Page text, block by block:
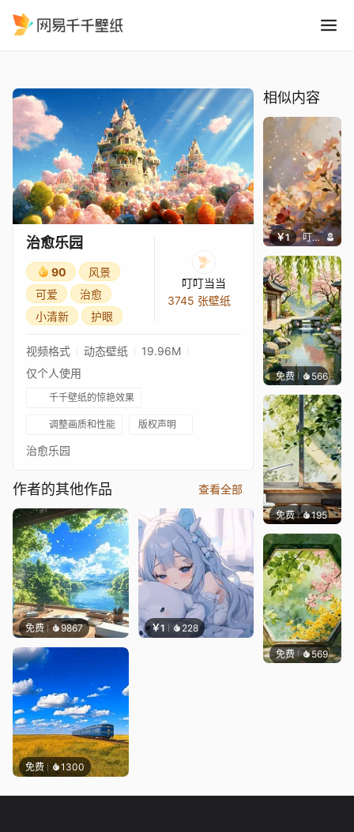
治愈乐园
90
风景
可爱
治愈
小清新
护眼
叮叮当当
3745 张壁纸
视频格式 动态壁纸
19.96M
仅个人使用
千千壁纸的惊艳效果
调整画质和性能 版权声明
治愈乐园
作者的其他作品 查看全部
免费 9867 ￥1 228
免费 1300
相似内容
￥1 叮叮当当
免费 566渔小小
免费 195渔小小
免费 569渔小小